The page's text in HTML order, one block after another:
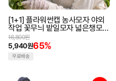
[1+1] 플라워썬캡 농사모자 야외
작업 꽃무늬 밭일모자 넓은챙모자
햇빛가리개 가림막 썬캡 자외선차
단
5,940원65%
16,800원
무료배송